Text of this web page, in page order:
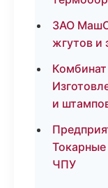
ЗАО
жгутов и
и
ЧПУ